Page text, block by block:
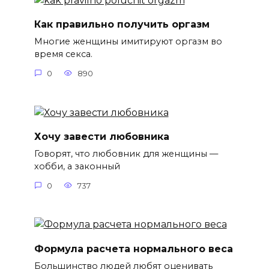
Как правильно получить оргазм
Многие женщины имитируют оргазм во
время секса.
0 890
Хочу завести любовника
Говорят, что любовник для женщины —
хобби, а законный
0 737
Формула расчета нормального веса
Большинство людей любят оценивать